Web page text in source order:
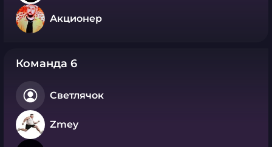
Акционер
Команда 6
Светлячок
Zmey